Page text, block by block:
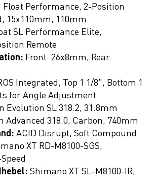
Float Performance, 2-Position
15x110mm, 110mm
SL Performance Elite,
Remote
Front: 26x8mm, Rear:
Integrated, Top 1 1/8", Bottom 1
for Angle Adjustment
Evolution SL 318.2, 31.8mm
Advanced 318.0, Carbon, 740mm
ACID Disrupt, Soft Compound
XT RD-M8100-SGS,
Shimano XT SL-M8100-IR,